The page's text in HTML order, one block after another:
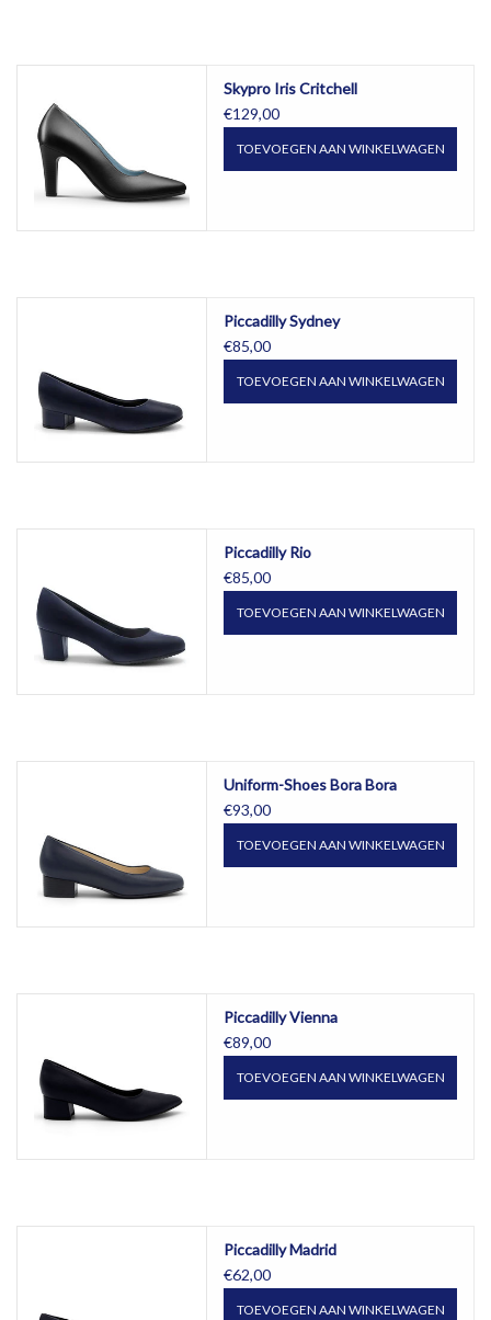
Skypro Iris Critchell
€129,00
TOEVOEGEN AAN WINKELWAGEN
Piccadilly Sydney
€85,00
TOEVOEGEN AAN WINKELWAGEN
Piccadilly Rio
€85,00
TOEVOEGEN AAN WINKELWAGEN
Uniform-Shoes Bora Bora
€93,00
TOEVOEGEN AAN WINKELWAGEN
Piccadilly Vienna
€89,00
TOEVOEGEN AAN WINKELWAGEN
Piccadilly Madrid
€62,00
TOEVOEGEN AAN WINKELWAGEN